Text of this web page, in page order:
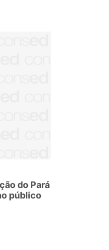
do Pará
público